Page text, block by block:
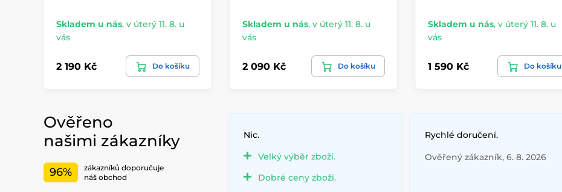
Skladem u nás, v úterý 11. 8. u
vás
2 190 Kč Do košíku
Skladem u nás, v úterý 11. 8. u
vás
2 090 Kč Do košíku
Skladem u nás, v úterý 11. 8. u
vás
1 590 Kč Do košíku
Ověřeno
našimi zákazníky
96%
zákazníků doporučuje
náš obchod
Nic.
Velký výběr zboží.
Dobré ceny zboží.
Rychlé doručení.
Ověřený zákazník, 6. 8. 2026